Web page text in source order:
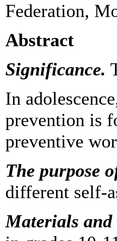
Federation,
Abstract
Significance.
In
prevention is
preventive
The purpose
different self-
Materials and